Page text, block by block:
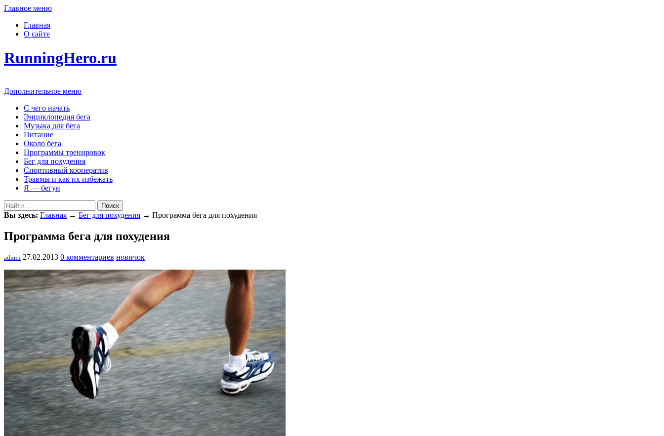
Главное меню
Главная
О сайте
RunningHero.ru
Дополнительное меню
С чего начать
Энциклопедия бега
Музыка для бега
Питание
Около бега
Программы тренировок
Бег для похудения
Спортивный кооператив
Травмы и как их избежать
Я — бегун
Поиск
Вы здесь: Главная → Бег для похудения → Программа бега для похудения
Программа бега для похудения
admin 27.02.2013 0 комментариев новичок